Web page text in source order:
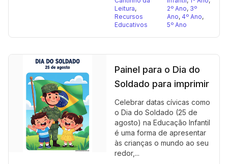
Leitura,
Recursos
Educativos
2º Ano, 3º
Ano, 4º Ano,
5º Ano
Painel para o Dia do
Soldado para imprimir
Celebrar datas cívicas como
o Dia do Soldado (25 de
agosto) na Educação Infantil
é uma forma de apresentar
às crianças o mundo ao seu
redor,...